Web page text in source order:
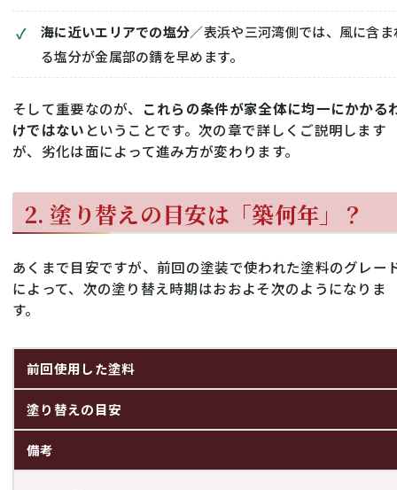
海に近いエリアでの塩分／表浜や三河湾側では、風に含ま
る塩分が金属部の錆を早めます。
そして重要なのが、
これらの条件が家全体に均一にかかる
けではない ということです。次の章で詳しくご説明します
が、劣化は面によって進み方が変わります。
2. 塗り替えの目安は「築何年」？
あくまで目安ですが、前回の塗装で使われた塗料のグレー
によって、次の塗り替え時期はおおよそ次のようになりま
す。
前回使用した塗料
塗り替えの目安
備考